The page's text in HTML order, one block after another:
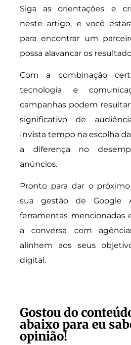
Siga as orientações e
neste artigo, e você
para encontrar um
possa alavancar os
Com a combinação
tecnologia e
campanhas podem
significativo de
Invista tempo na escolha da
a diferença no
anúncios.
Pronto para dar o
sua gestão de Google
ferramentas mencionadas
a conversa com
alinhem aos seus
digital.
Gostou do
abaixo para eu
opinião!